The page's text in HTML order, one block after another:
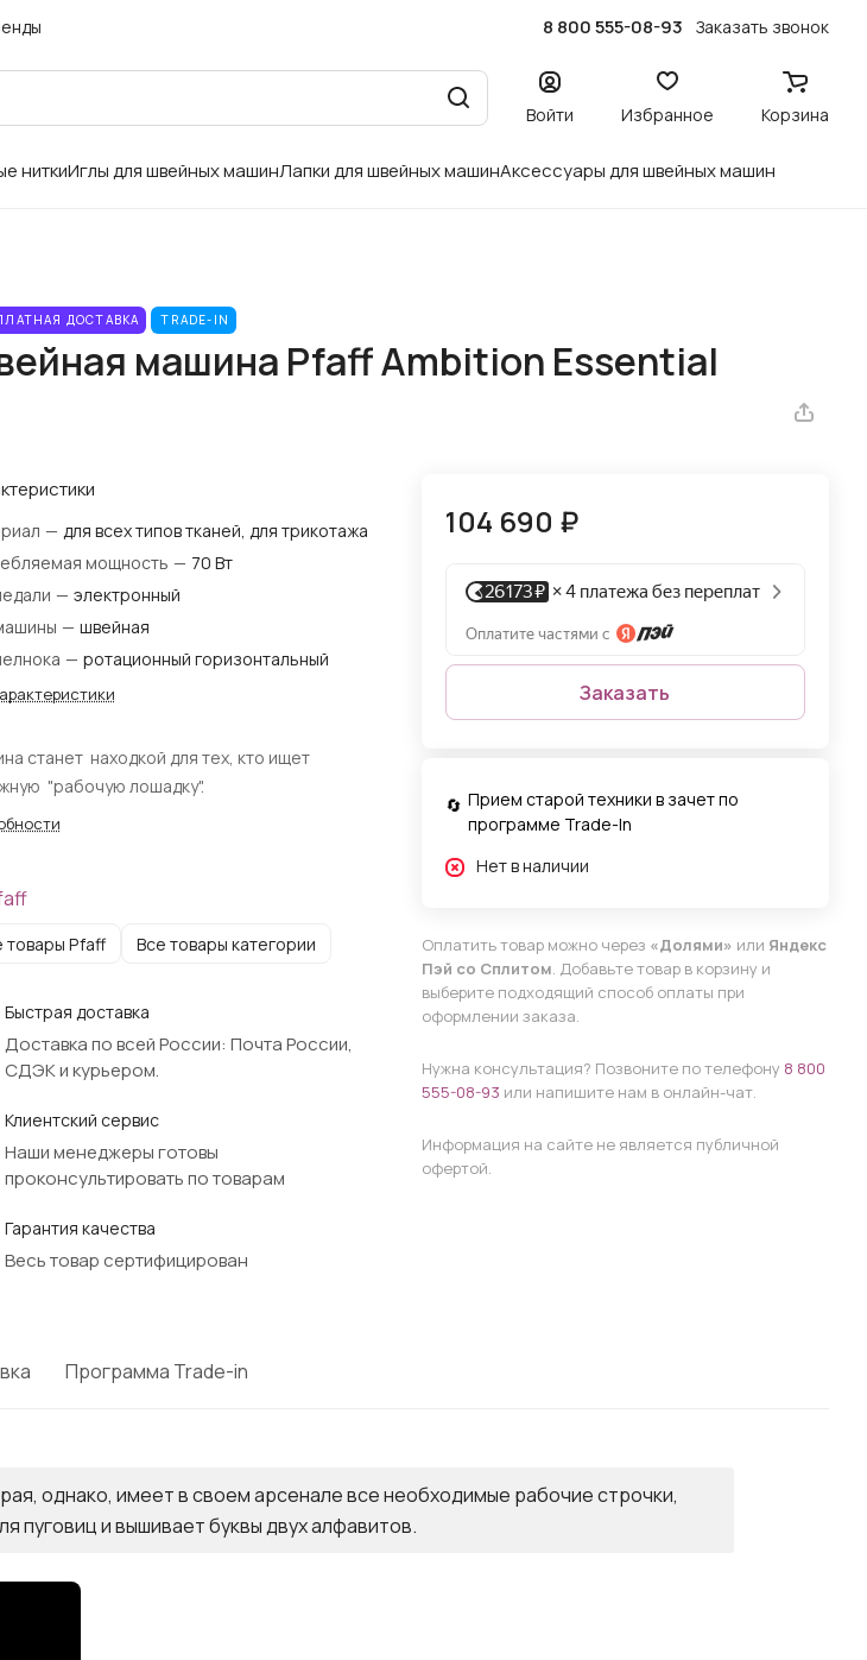
8 800 555-08-93 Заказать звонок
Войти Избранное Корзина
ниткиИглы для швейных машинЛапки для швейных машинАксессуары для швейных машин
ДОСТАВКА TRADE-IN
машина Pfaff Ambition Essential
— для всех типов тканей, для трикотажа
мощность — 70 Вт
— электронный
— швейная
— ротационный горизонтальный
станет находкой для тех, кто ищет
"рабочую лошадку".
товары Pfaff Все товары категории
Быстрая доставка
Доставка по всей России: Почта России,
СДЭК и курьером.
Клиентский сервис
Наши менеджеры готовы
проконсультировать по товарам
Гарантия качества
Весь товар сертифицирован
104 690 ₽
Заказать
Прием старой техники в зачет по
программе Trade-In
Нет в наличии
Оплатить товар можно через «Долями» или Яндекс
Пэй со Сплитом. Добавьте товар в корзину и
выберите подходящий способ оплаты при
оформлении заказа.
Нужна консультация? Позвоните по телефону 8 800
555-08-93 или напишите нам в онлайн-чат.
Информация на сайте не является публичной
офертой.
Программа Trade-in
однако, имеет в своем арсенале все необходимые рабочие строчки,
пуговиц и вышивает буквы двух алфавитов.